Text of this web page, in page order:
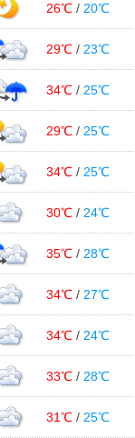
26℃ / 20℃
29℃ / 23℃
34℃ / 25℃
29℃ / 25℃
34℃ / 25℃
30℃ / 24℃
35℃ / 28℃
34℃ / 27℃
34℃ / 24℃
33℃ / 28℃
31℃ / 25℃